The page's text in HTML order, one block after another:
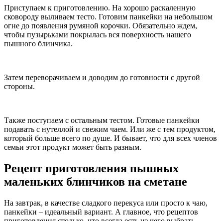
Приступаем к приготовлению. На хорошо раскаленную
сковороду выливаем тесто. Готовим панкейки на небольшом
огне до появления румяной корочки. Обязательно ждем,
чтобы пузырьками покрылась вся поверхность нашего
пышного блинчика.
Затем переворачиваем и доводим до готовности с другой
стороны.
Также поступаем с остальным тестом. Готовые панкейки
подавать с нутеллой и свежим чаем. Или же с тем продуктом,
который больше всего по душе. И бывает, что для всех членов
семьи этот продукт может быть разным.
Рецепт приготовления пышных
маленьких блинчиков на сметане
На завтрак, в качестве сладкого перекуса или просто к чаю,
панкейки – идеальный вариант. А главное, что рецептов